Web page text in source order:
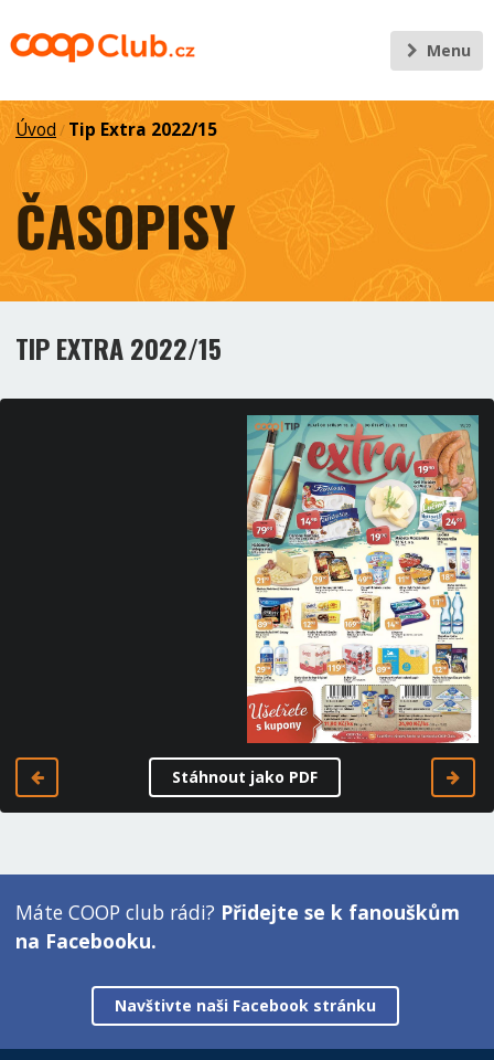
Menu
Úvod / Tip Extra 2022/15
ČASOPISY
TIP EXTRA 2022/15
Stáhnout jako PDF
Máte COOP club rádi? Přidejte se k fanouškům
na Facebooku.
Navštivte naši Facebook stránku